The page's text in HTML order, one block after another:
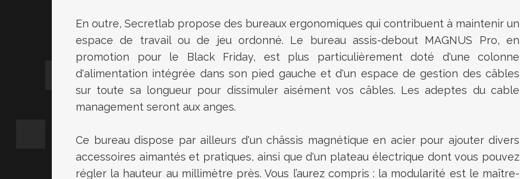
En outre, Secretlab propose des bureaux ergonomiques qui contribuent à maintenir un
espace de travail ou de jeu ordonné. Le bureau assis-debout MAGNUS Pro, en
promotion pour le Black Friday, est plus particulièrement doté d'une colonne
d'alimentation intégrée dans son pied gauche et d'un espace de gestion des câbles
sur toute sa longueur pour dissimuler aisément vos câbles. Les adeptes du cable
management seront aux anges.
Ce bureau dispose par ailleurs d'un châssis magnétique en acier pour ajouter divers
accessoires aimantés et pratiques, ainsi que d'un plateau électrique dont vous pouvez
régler la hauteur au millimètre près. Vous l’aurez compris : la modularité est le maître-